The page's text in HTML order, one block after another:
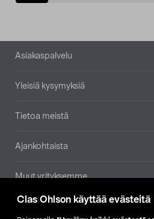
Clas Ohlson käyttää evästeitä
Alatunniste
Asiakaspalvelu
Yleisiä kysymyksiä
Tietoa meistä
Ajankohtaista
Muut yrityksemme
Etsi